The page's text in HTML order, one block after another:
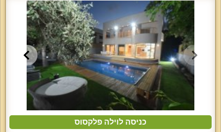
כניסה לוילה פלקסוס